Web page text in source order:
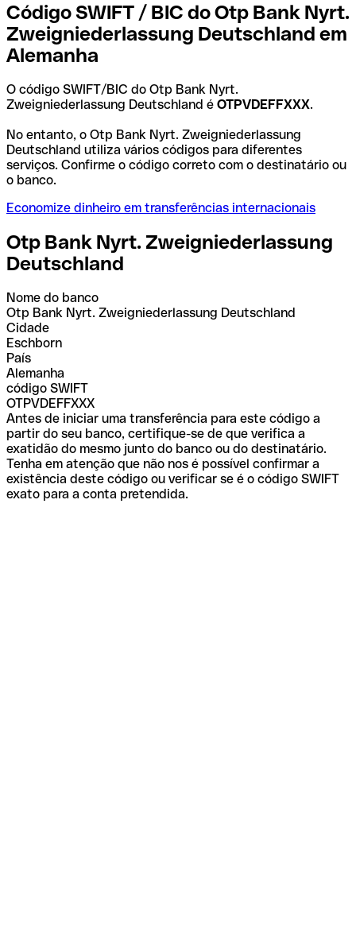
Código SWIFT / BIC do Otp Bank Nyrt.
Zweigniederlassung Deutschland em
Alemanha
O código SWIFT/BIC do Otp Bank Nyrt.
Zweigniederlassung Deutschland é OTPVDEFFXXX.
No entanto, o Otp Bank Nyrt. Zweigniederlassung
Deutschland utiliza vários códigos para diferentes
serviços. Confirme o código correto com o destinatário ou
o banco.
Economize dinheiro em transferências internacionais
Otp Bank Nyrt. Zweigniederlassung
Deutschland
Nome do banco
Otp Bank Nyrt. Zweigniederlassung Deutschland
Cidade
Eschborn
País
Alemanha
código SWIFT
OTPVDEFFXXX
Antes de iniciar uma transferência para este código a
partir do seu banco, certifique-se de que verifica a
exatidão do mesmo junto do banco ou do destinatário.
Tenha em atenção que não nos é possível confirmar a
existência deste código ou verificar se é o código SWIFT
exato para a conta pretendida.